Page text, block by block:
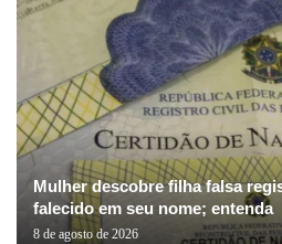
Mulher descobre filha falsa
falecido em seu nome; entenda
8 de agosto de 2026